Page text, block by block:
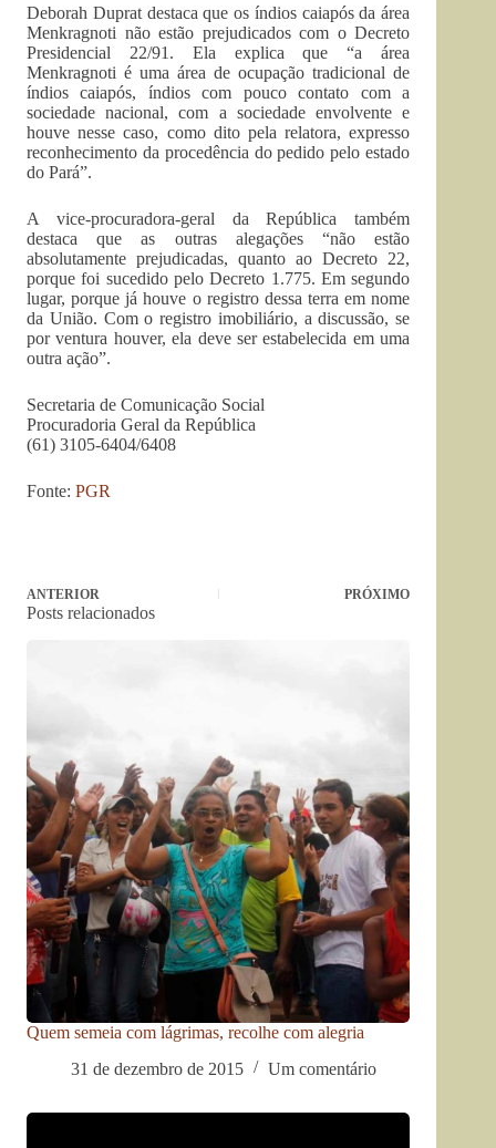
Deborah Duprat destaca que os índios caiapós da área
Menkragnoti não estão prejudicados com o Decreto
Presidencial 22/91. Ela explica que “a área
Menkragnoti é uma área de ocupação tradicional de
índios caiapós, índios com pouco contato com a
sociedade nacional, com a sociedade envolvente e
houve nesse caso, como dito pela relatora, expresso
reconhecimento da procedência do pedido pelo estado
do Pará”.
A vice-procuradora-geral da República também
destaca que as outras alegações “não estão
absolutamente prejudicadas, quanto ao Decreto 22,
porque foi sucedido pelo Decreto 1.775. Em segundo
lugar, porque já houve o registro dessa terra em nome
da União. Com o registro imobiliário, a discussão, se
por ventura houver, ela deve ser estabelecida em uma
outra ação”.
Secretaria de Comunicação Social
Procuradoria Geral da República
(61) 3105-6404/6408
Fonte: PGR
ANTERIOR PRÓXIMO
Posts relacionados
Quem semeia com lágrimas, recolhe com alegria
31 de dezembro de 2015
Um comentário